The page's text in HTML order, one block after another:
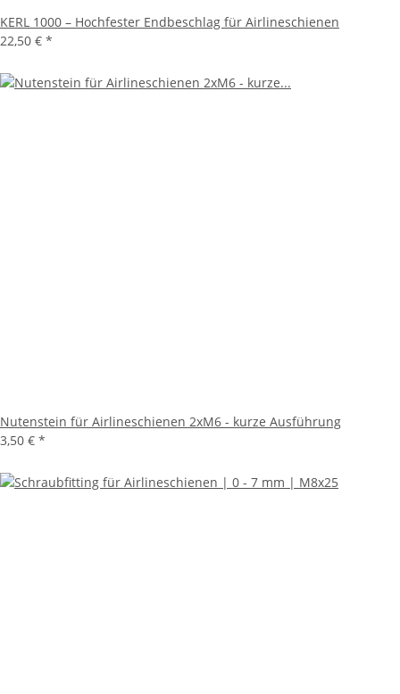
KERL 1000 – Hochfester Endbeschlag für Airlineschienen
22,50 € *
Nutenstein für Airlineschienen 2xM6 - kurze Ausführung
3,50 € *